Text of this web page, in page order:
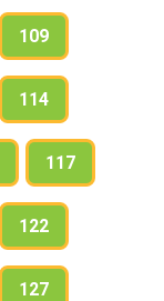
109
114
117
122
127